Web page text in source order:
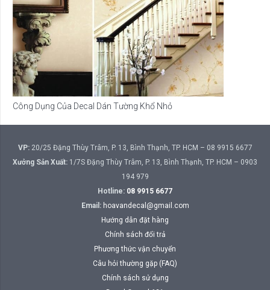
Công Dụng Của Decal Dán Tường Khổ Nhỏ
VP:20/25 Đặng Thùy Trâm, P. 13, Bình Thạnh, TP. HCM – 08 9915 6677
Xưởng Sản Xuất: 1/7S Đặng Thùy Trâm, P. 13, Bình Thạnh, TP. HCM – 0903
194 979
Hotline: 08 9915 6677
Email: hoavandecal@gmail.com
Hướng dẫn đặt hàng
Chính sách đổi trả
Phương thức vận chuyển
Câu hỏi thường gặp (FAQ)
Chính sách sử dụng